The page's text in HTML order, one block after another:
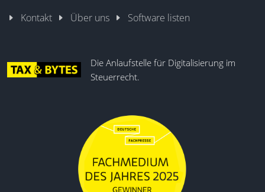
Kontakt Über uns Software listen
Die Anlaufstelle für Digitalisierung im
Steuerrecht.